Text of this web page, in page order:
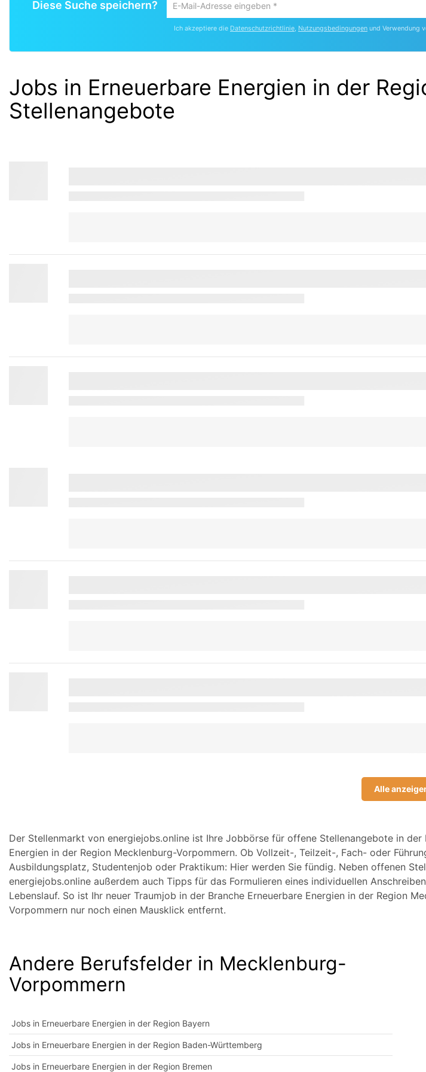
Diese Suche speichern?
Um
die
aktuelle
gib
deine
Emailadresse
ein
Ich akzeptiere die Datenschutzrichtlinie, Nutzungsbedingungen und Verwendung
Jobs in Erneuerbare Energien in der
Stellenangebote
Alle
Der Stellenmarkt von energiejobs.online ist Ihre Jobbörse für offene Stellenangebote in der
Energien in der Region Mecklenburg-Vorpommern. Ob Vollzeit-, Teilzeit-, Fach- oder
Ausbildungsplatz, Studentenjob oder Praktikum: Hier werden Sie fündig. Neben offenen
energiejobs.online außerdem auch Tipps für das Formulieren eines individuellen
Lebenslauf. So ist Ihr neuer Traumjob in der Branche Erneuerbare Energien in der Region
Vorpommern nur noch einen Mausklick entfernt.
Andere Berufsfelder in Mecklenburg-
Vorpommern
Jobs in Erneuerbare Energien in der Region Bayern
Jobs in Erneuerbare Energien in der Region Baden-Württemberg
Jobs in Erneuerbare Energien in der Region Bremen